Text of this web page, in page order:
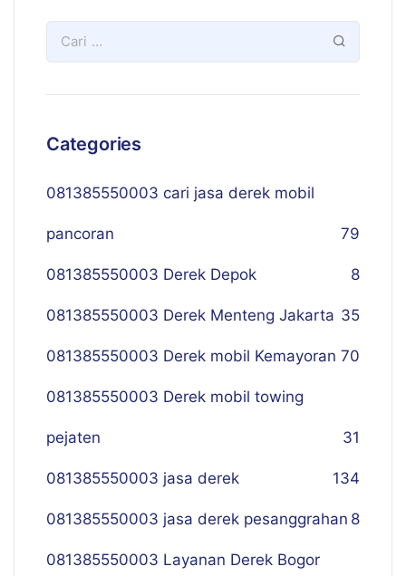
Categories
081385550003 cari jasa derek mobil
pancoran 79
081385550003 Derek Depok 8
081385550003 Derek Menteng Jakarta 35
081385550003 Derek mobil Kemayoran 70
081385550003 Derek mobil towing
pejaten 31
081385550003 jasa derek 134
081385550003 jasa derek pesanggrahan 8
081385550003 Layanan Derek Bogor